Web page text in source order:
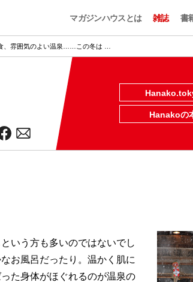
マガジンハウスとは 雑誌 書
、雰囲気のよい温泉……この冬は …
Hanakoの
いう方も多いのではないでし
お風呂だったり。温かく肌に
た身体がほぐれるのが温泉の